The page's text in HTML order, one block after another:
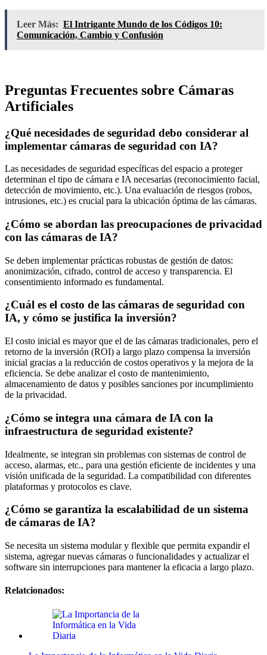
Leer Más: El Intrigante Mundo de los Códigos 10:
Comunicación, Cambio y Confusión
Preguntas Frecuentes sobre Cámaras
Artificiales
¿Qué necesidades de seguridad debo considerar al
implementar cámaras de seguridad con IA?
Las necesidades de seguridad específicas del espacio a proteger
determinan el tipo de cámara e IA necesarias (reconocimiento facial,
detección de movimiento, etc.). Una evaluación de riesgos (robos,
intrusiones, etc.) es crucial para la ubicación óptima de las cámaras.
¿Cómo se abordan las preocupaciones de privacidad
con las cámaras de IA?
Se deben implementar prácticas robustas de gestión de datos:
anonimización, cifrado, control de acceso y transparencia. El
consentimiento informado es fundamental.
¿Cuál es el costo de las cámaras de seguridad con
IA, y cómo se justifica la inversión?
El costo inicial es mayor que el de las cámaras tradicionales, pero el
retorno de la inversión (ROI) a largo plazo compensa la inversión
inicial gracias a la reducción de costos operativos y la mejora de la
eficiencia. Se debe analizar el costo de mantenimiento,
almacenamiento de datos y posibles sanciones por incumplimiento
de la privacidad.
¿Cómo se integra una cámara de IA con la
infraestructura de seguridad existente?
Idealmente, se integran sin problemas con sistemas de control de
acceso, alarmas, etc., para una gestión eficiente de incidentes y una
visión unificada de la seguridad. La compatibilidad con diferentes
plataformas y protocolos es clave.
¿Cómo se garantiza la escalabilidad de un sistema
de cámaras de IA?
Se necesita un sistema modular y flexible que permita expandir el
sistema, agregar nuevas cámaras o funcionalidades y actualizar el
software sin interrupciones para mantener la eficacia a largo plazo.
Relatcionados: